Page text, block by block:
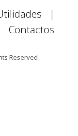
|
Contactos
Reserved